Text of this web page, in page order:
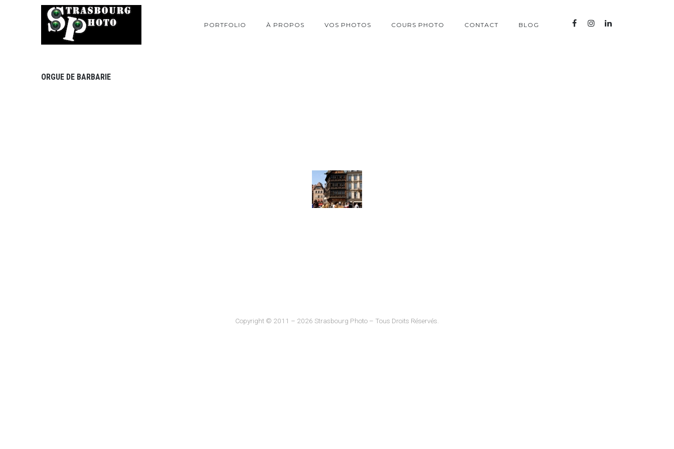
PORTFOLIO À PROPOS VOS PHOTOS COURS PHOTO CONTACT BLOG
ORGUE DE BARBARIE
Copyright © 2011 – 2026 Strasbourg Photo – Tous Droits Réservés.